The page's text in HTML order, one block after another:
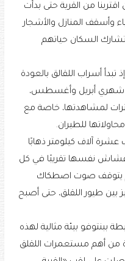
من القرية حتى بدأت
وأسقف المنازل والأشجار
تشارك السكان حياتهم
أسراب اللقالق بالعودة
شهري أبريل وأغسطس،
لمشاهدتها، خاصة مع
للطيران.
عشرة آلاف كيلومتر ذهابًا
نفسها تقريبًا في كل
يتوقف صوت اصطكاك
بين طيور اللقلق، حتى أصبح
ببنتوفو بيئة مثالية لهذه
من أهم مستعمرات اللقلق